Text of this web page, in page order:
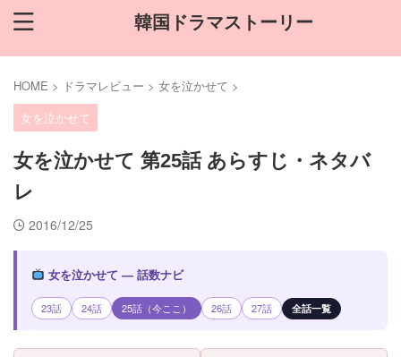
韓国ドラマストーリー
HOME > ドラマレビュー > 女を泣かせて >
女を泣かせて
女を泣かせて 第25話 あらすじ・ネタバ
レ
2016/12/25
女を泣かせて — 話数ナビ
23話 24話 25話（今ここ） 26話 27話 全話一覧